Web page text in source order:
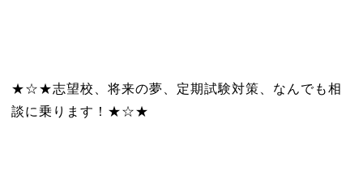
★☆★志望校、将来の夢、定期試験対策、なんでも相
談に乗ります！★☆★